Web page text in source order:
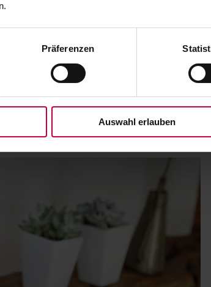
Präferenzen
Auswahl erlauben
Podcast inspirieren
Podcast inspirieren
oder Balkon gewinnen als Freiraum an
eigene kleine Urlaubsoase unter freiem Himmel?
im ersten WAREMA Podcast, wie der